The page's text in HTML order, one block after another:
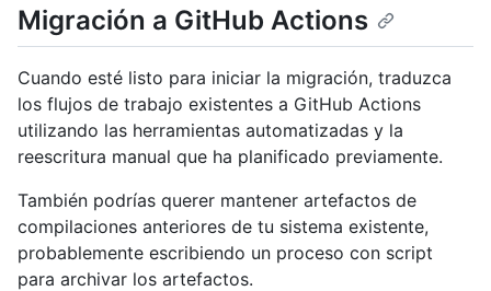
Migración a GitHub Actions
Cuando esté listo para iniciar la migración, traduzca
los flujos de trabajo existentes a GitHub Actions
utilizando las herramientas automatizadas y la
reescritura manual que ha planificado previamente.
También podrías querer mantener artefactos de
compilaciones anteriores de tu sistema existente,
probablemente escribiendo un proceso con script
para archivar los artefactos.